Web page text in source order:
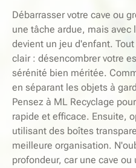
Débarrasser votre cave ou
une tâche ardue, mais avec
devient un jeu d'enfant.
clair : désencombrer votre
sérénité bien méritée.
en séparant les objets à
Pensez à ML Recyclage
rapide et efficace. Ensuite,
utilisant des boîtes
meilleure organisation.
profondeur, car une cave